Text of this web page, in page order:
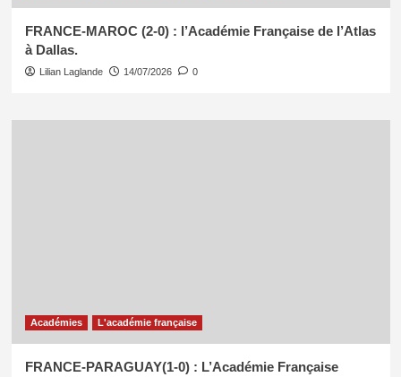
FRANCE-MAROC (2-0) : l’Académie Française de l’Atlas
à Dallas.
Lilian Laglande 14/07/2026 0
Académies L'académie française
FRANCE-PARAGUAY(1-0) : L’Académie Française